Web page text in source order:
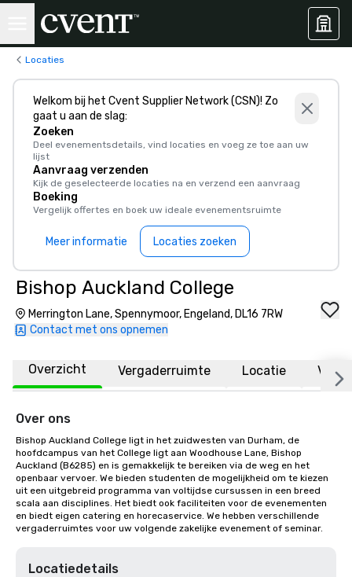
Locaties
Welkom bij het Cvent Supplier Network (CSN)! Zo
gaat u aan de slag:
Zoeken
Deel evenementsdetails, vind locaties en voeg ze toe aan uw
lijst
Aanvraag verzenden
Kijk de geselecteerde locaties na en verzend een aanvraag
Boeking
Vergelijk offertes en boek uw ideale evenementsruimte
Meer informatie Locaties zoeken
Bishop Auckland College
Merrington Lane, Spennymoor, Engeland, DL16 7RW
Contact met ons opnemen
Overzicht Vergaderruimte Locatie
Over ons
Bishop Auckland College ligt in het zuidwesten van Durham, de
hoofdcampus van het College ligt aan Woodhouse Lane, Bishop
Auckland (B6285) en is gemakkelijk te bereiken via de weg en het
openbaar vervoer. We bieden studenten de mogelijkheid om te kiezen
uit een uitgebreid programma van voltijdse cursussen in een breed
scala aan disciplines. Het biedt ook faciliteiten voor de evenementen
en biedt eigen catering en horecaservice. We hebben verschillende
vergaderruimtes voor uw volgende zakelijke evenement of seminar.
Locatiedetails